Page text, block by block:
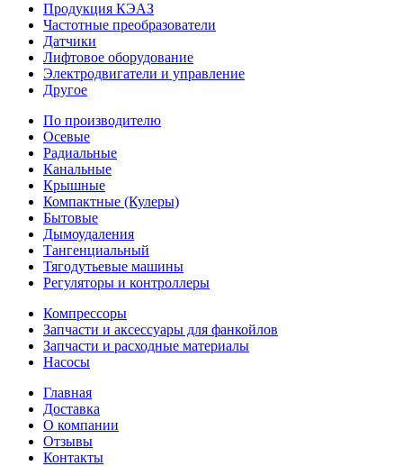
Продукция КЭАЗ
Частотные преобразователи
Датчики
Лифтовое оборудование
Электродвигатели и управление
Другое
По производителю
Осевые
Радиальные
Канальные
Крышные
Компактные (Кулеры)
Бытовые
Дымоудаления
Тангенциальный
Тягодутьевые машины
Регуляторы и контроллеры
Компрессоры
Запчасти и аксессуары для фанкойлов
Запчасти и расходные материалы
Насосы
Главная
Доставка
О компании
Отзывы
Контакты